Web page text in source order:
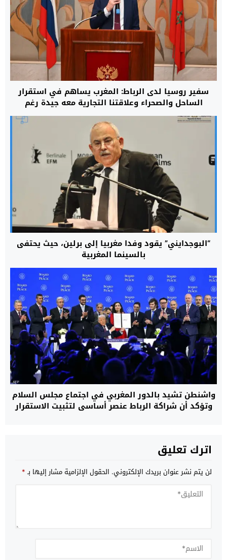
سفير روسيا لدى الرباط: المغرب يساهم في استقرار
الساحل والصحراء وعلاقتنا التجارية معه جيدة رغم
العقوبات الغربية
“البوجدايني” يقود وفدا مغربيا إلى برلين، حيث يحتفى
بالسينما المغربية
واشنطن تشيد بالدور المغربي في اجتماع مجلس السلام
وتؤكد أن شراكة الرباط عنصر أساسي لتثبيت الاستقرار
اترك تعليق
لن يتم نشر عنوان بريدك الإلكتروني. الحقول الإلزامية مشار إليها بـ*